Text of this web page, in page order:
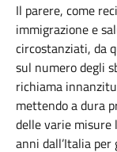
Il parere, come
immigrazione e
circostanziati, da
sul numero degli
richiama
mettendo a dura
delle varie
anni dall’Italia